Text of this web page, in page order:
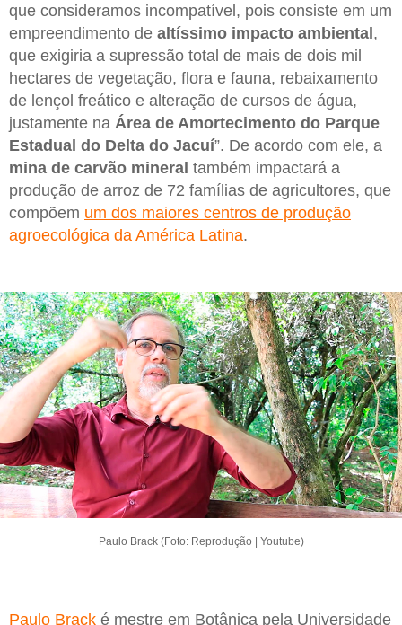
que consideramos incompatível, pois consiste em um
empreendimento de altíssimo impacto ambiental,
que exigiria a supressão total de mais de dois mil
hectares de vegetação, flora e fauna, rebaixamento
de lençol freático e alteração de cursos de água,
justamente na Área de Amortecimento do Parque
Estadual do Delta do Jacuí”. De acordo com ele, a
mina de carvão mineral também impactará a
produção de arroz de 72 famílias de agricultores, que
compõem um dos maiores centros de produção
agroecológica da América Latina.
Paulo Brack (Foto: Reprodução | Youtube)
Paulo Brack é mestre em Botânica pela Universidade